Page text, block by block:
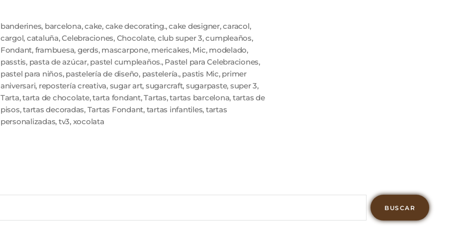
banderines, barcelona,cake, cake decorating.,cake designer,caracol,
cargol, cataluña,Celebraciones, Chocolate, club super 3,cumpleaños,
Fondant, frambuesa, gerds, mascarpone, mericakes, Mic, modelado,
passtis, pasta de azúcar, pastel cumpleaños., Pastel para Celebraciones,
pastel para niños, pastelería de diseño, pastelería., pastis Mic, primer
aniversari, repostería creativa, sugar art, sugarcraft, sugarpaste, super 3,
Tarta,tarta de chocolate,tarta fondant,Tartas,tartas barcelona, tartas de
pisos,tartas decoradas, Tartas Fondant, tartas infantiles, tartas
personalizadas, tv3, xocolata